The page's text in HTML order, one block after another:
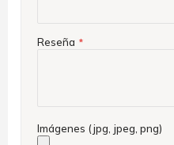
Reseña
Imágenes (jpg, jpeg, png)